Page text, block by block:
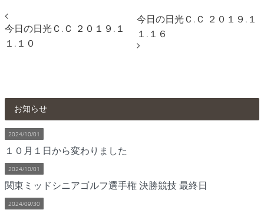
今日の日光Ｃ.Ｃ ２０１９.１
１.１０
今日の日光Ｃ.Ｃ ２０１９.１
１.１６
お知らせ
2024/10/01
１０月１日から変わりました
2024/10/01
関東ミッドシニアゴルフ選手権 決勝競技 最終日
2024/09/30